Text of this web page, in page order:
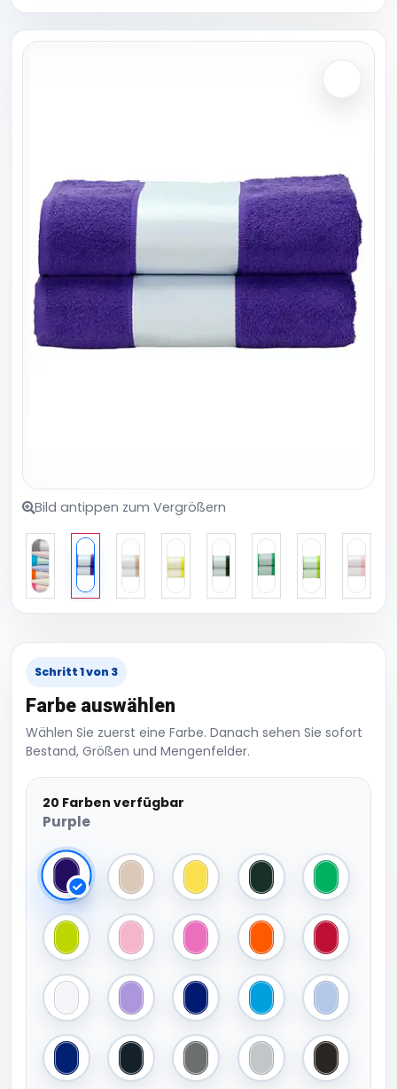
Bild antippen zum Vergrößern
Schritt 1 von 3
Farbe auswählen
Wählen Sie zuerst eine Farbe. Danach sehen Sie sofort
Bestand, Größen und Mengenfelder.
20 Farben verfügbar
Purple
Purple Sand Bright YellowDark Green Irish Green
Lime Green Light Pink Pink Bright OrangeFire Red
White Light Purple True Blue Aqua Blue Light Blue
French NavyGraphite Anthracite GreyLight Grey Black